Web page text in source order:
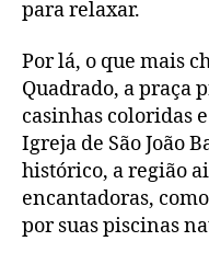
para relaxar.
Por lá, o que mais
Quadrado, a praça
casinhas coloridas
Igreja de São João
histórico, a região
encantadoras,
por suas piscinas